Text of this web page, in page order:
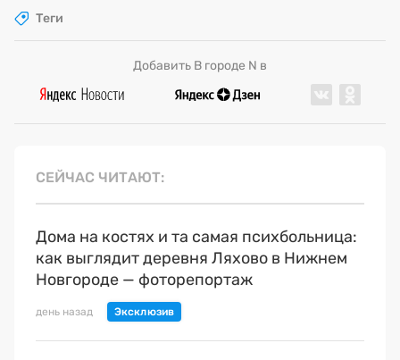
Теги
Добавить В городе N в
СЕЙЧАС ЧИТАЮТ
Дома на костях и та самая психбольница:
как выглядит деревня Ляхово в Нижнем
Новгороде — фоторепортаж
день назад